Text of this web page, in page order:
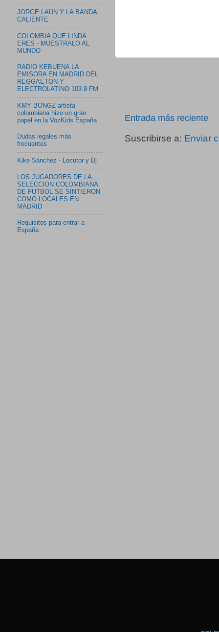
Entrada más reciente
Suscribirse a: Enviar
JORGE LAUN Y LA BANDA
CALIENTE
COLOMBIA QUE LINDA
ERES - MUESTRALO AL
MUNDO
RADIO KEBUENA LA
EMISORA EN MADRID DEL
REGGAETON Y
ELECTROLATINO 103.9 FM
KMY BONGZ artista
colombiana hizo un gran
papel en la VozKids España
Dudas legales más
frecuentes
Kike Sánchez - Locutor y Dj
LOS JUGADORES DE LA
SELECCION COLOMBIANA
DE FUTBOL SE SINTIERON
COMO LOCALES EN
MADRID
Requisitos para entrar a
España